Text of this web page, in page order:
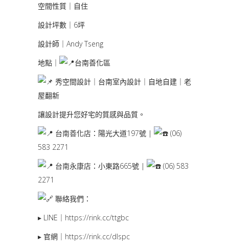
空間性質｜自住
設計坪數｜6坪
設計師｜Andy Tseng
地點｜
台南善化區
秀空間設計｜台南室內設計｜自地自建｜老
屋翻新
讓設計提升您好宅的質感與品質。
台南善化店 ：陽光大道197號 |
(06)
583 2271
台南永康店 ：小東路665號 |
(06) 583
2271
聯絡我們：
▸ LINE｜ https://rink.cc/ttgbc
▸ 官網｜ https://rink.cc/dlspc